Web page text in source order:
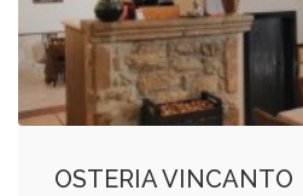
OSTERIA VINCANTO